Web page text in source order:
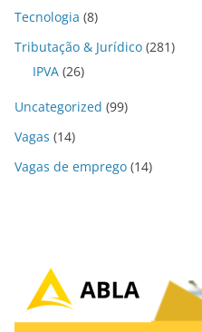
Tecnologia (8)
Tributação & Jurídico (281)
IPVA (26)
Uncategorized (99)
Vagas (14)
Vagas de emprego (14)